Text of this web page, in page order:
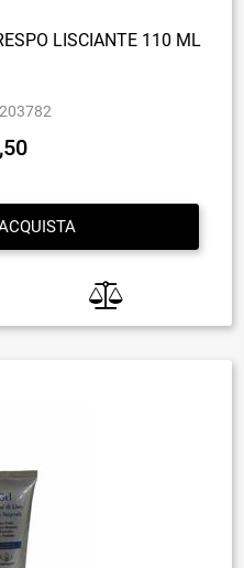
LISCIANTE 110 ML
203782